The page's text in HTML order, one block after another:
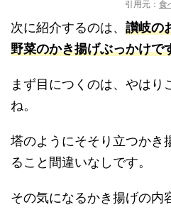
引用元： 食
次に紹介するのは、 讃岐の
野菜のかき揚げぶっかけで
まず目につくのは、やはり
ね。
塔のようにそそり立つかき
ること間違いなしです。
その気になるかき揚げの内